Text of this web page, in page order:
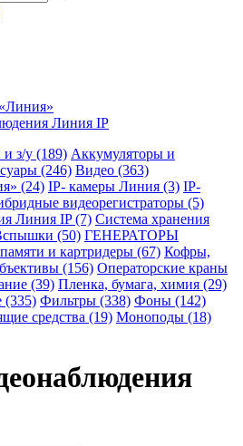
Линия IP
з/у (189) Аккумуляторы и
(246) Видео (363)
(24) IP- камеры Линия (3) IP-
видеорегистраторы (5)
Линия IP (7) Система хранения
(50) ГЕНЕРАТОРЫ
и картридеры (67) Кофры,
(156) Операторские краны
(39) Пленка, бумага, химия (29)
(335) Фильтры (338) Фоны (142)
средства (19) Моноподы (18)